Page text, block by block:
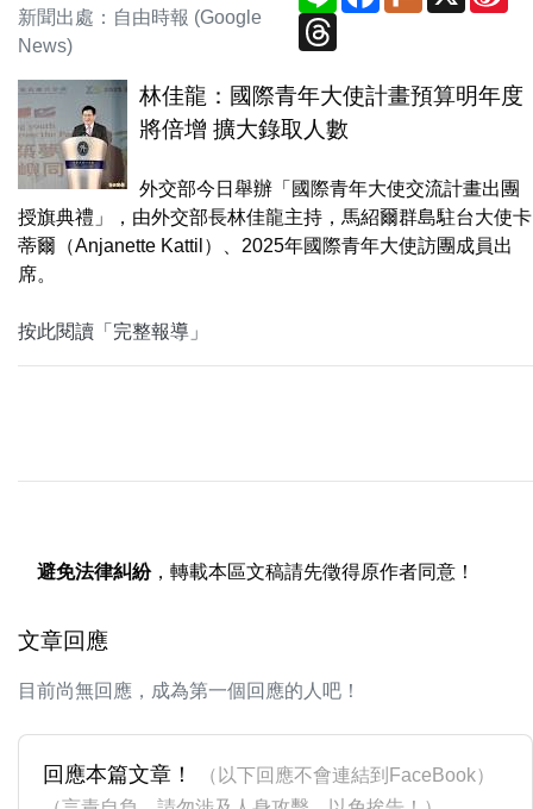
新聞出處：自由時報 (Google
News)
林佳龍：國際青年大使計畫預算明年度
將倍增 擴大錄取人數
外交部今日舉辦「國際青年大使交流計畫出團
授旗典禮」，由外交部長林佳龍主持，馬紹爾群島駐台大使卡
蒂爾（Anjanette Kattil）、2025年國際青年大使訪團成員出
席。
按此閱讀「完整報導」
避免法律糾紛，轉載本區文稿請先徵得原作者同意！
文章回應
目前尚無回應，成為第一個回應的人吧！
回應本篇文章！
（以下回應不會連結到FaceBook）